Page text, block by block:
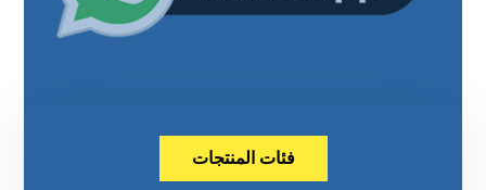
فئات المنتجات